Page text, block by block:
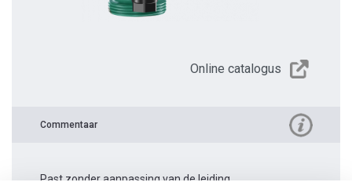
Online catalogus
Commentaar
Past zonder aanpassing van de leiding.